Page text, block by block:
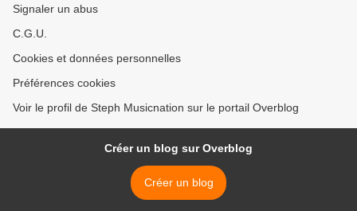
Signaler un abus
C.G.U.
Cookies et données personnelles
Préférences cookies
Voir le profil de Steph Musicnation sur le portail Overblog
Créer un blog sur Overblog
Créer un blog